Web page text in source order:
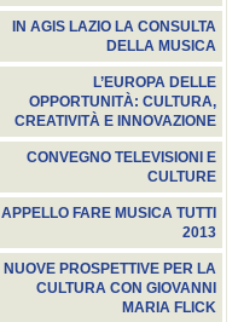
IN AGIS LAZIO LA CONSULTA
DELLA MUSICA
L’EUROPA DELLE
OPPORTUNITÀ: CULTURA,
CREATIVITÀ E INNOVAZIONE
CONVEGNO TELEVISIONI E
CULTURE
APPELLO FARE MUSICA TUTTI
2013
NUOVE PROSPETTIVE PER LA
CULTURA CON GIOVANNI
MARIA FLICK